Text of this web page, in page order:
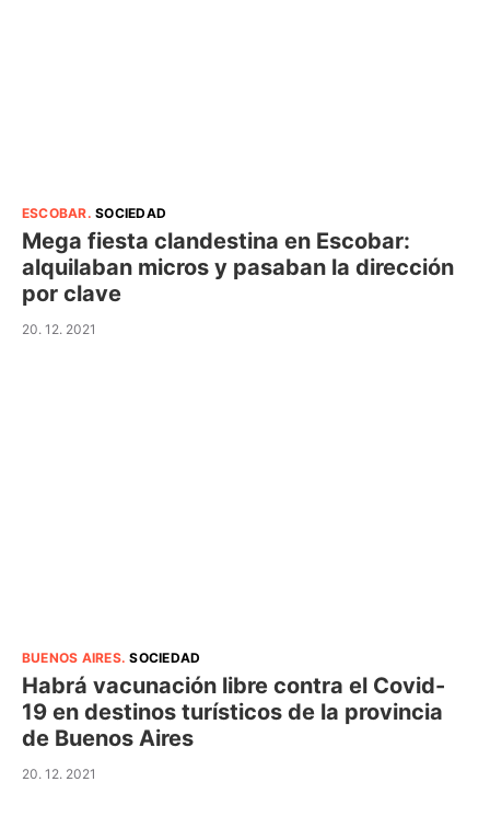
ESCOBAR.SOCIEDAD
Mega fiesta clandestina en Escobar:
alquilaban micros y pasaban la dirección
por clave
20. 12. 2021
BUENOS AIRES.SOCIEDAD
Habrá vacunación libre contra el Covid-
19 en destinos turísticos de la provincia
de Buenos Aires
20. 12. 2021